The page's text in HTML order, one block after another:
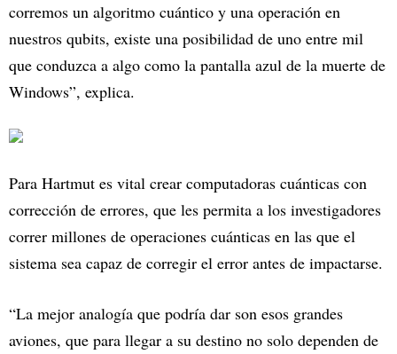
corremos un algoritmo cuántico y una operación en
nuestros qubits, existe una posibilidad de uno entre mil
que conduzca a algo como la pantalla azul de la muerte de
Windows”, explica.
Para Hartmut es vital crear computadoras cuánticas con
corrección de errores, que les permita a los investigadores
correr millones de operaciones cuánticas en las que el
sistema sea capaz de corregir el error antes de impactarse.
“La mejor analogía que podría dar son esos grandes
aviones, que para llegar a su destino no solo dependen de